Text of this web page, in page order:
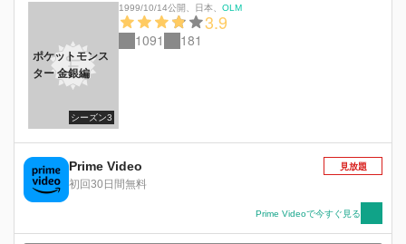
シーズン3
ポケットモンス
ター 金銀編
1999/10/14公開 日本 OLM
3.9
1091 181
Prime Video
初回30日間無料
見放題
Prime Videoで今すぐ見る